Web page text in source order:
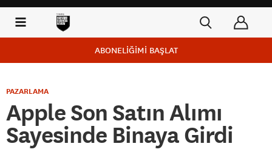
ABONELİĞİMİ BAŞLAT
PAZARLAMA
Apple Son Satın Alımı
Sayesinde Binaya Girdi